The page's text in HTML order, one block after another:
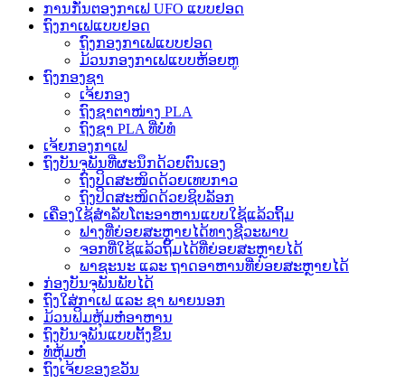
ການກັ່ນຕອງກາເຟ UFO ແບບຢອດ
ຖົງກາເຟແບບຢອດ
ຖົງກອງກາເຟແບບຢອດ
ມ້ວນກອງກາເຟແບບຫ້ອຍຫູ
ຖົງກອງຊາ
ເຈ້ຍກອງ
ຖົງຊາຕາໜ່າງ PLA
ຖົງຊາ PLA ທີ່ບໍ່ທໍ
ເຈ້ຍກອງກາເຟ
ຖົງບັນຈຸພັນທີ່ຜະນຶກດ້ວຍຕົນເອງ
ຖົງປິດສະໜິດດ້ວຍເທບກາວ
ຖົງປິດສະໜິດດ້ວຍຊິບລັອກ
ເຄື່ອງໃຊ້ສຳລັບໂຕະອາຫານແບບໃຊ້ແລ້ວຖິ້ມ
ຟາງທີ່ຍ່ອຍສະຫຼາຍໄດ້ທາງຊີວະພາບ
ຈອກທີ່ໃຊ້ແລ້ວຖິ້ມໄດ້ທີ່ຍ່ອຍສະຫຼາຍໄດ້
ພາຊະນະ ແລະ ຖາດອາຫານທີ່ຍ່ອຍສະຫຼາຍໄດ້
ກ່ອງບັນຈຸພັນພັບໄດ້
ຖົງໃສ່ກາເຟ ແລະ ຊາ ພາຍນອກ
ມ້ວນຟິມຫຸ້ມຫໍ່ອາຫານ
ຖົງບັນຈຸພັນແບບຕັ້ງຂຶ້ນ
ທໍ່ຫຸ້ມຫໍ່
ຖົງເຈ້ຍຂອງຂວັນ